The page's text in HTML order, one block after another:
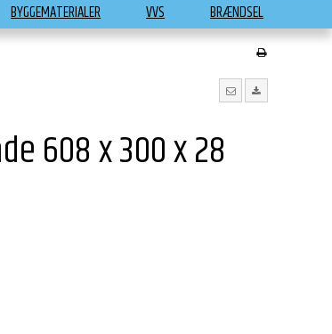
BYGGEMATERIALER VVS BRÆNDSEL
608 x 300 x 28